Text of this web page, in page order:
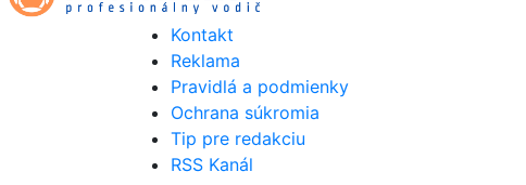
Kontakt
Reklama
Pravidlá a podmienky
Ochrana súkromia
Tip pre redakciu
RSS Kanál